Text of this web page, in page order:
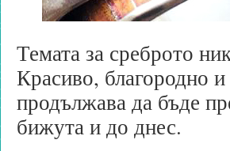
Темата за среброто
Красиво, благородно
продължава да бъде
бижута и до днес.